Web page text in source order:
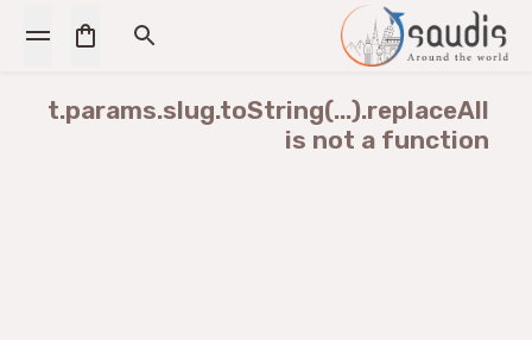
t.params.slug.toString(...).replaceAll
is not a function